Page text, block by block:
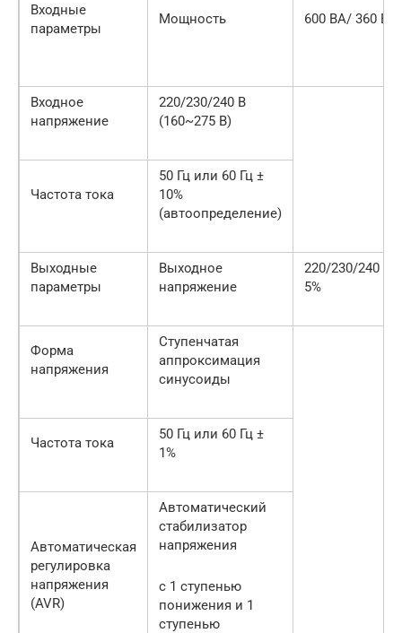
Входные
параметры
Мощность 600 ВА/ 360 Вт
Входное
напряжение
220/230/240 В
(160~275 В)
Частота тока
50 Гц или 60 Гц ±
10%
(автоопределение)
Выходные
параметры
Выходное
напряжение
220/230/240 В ±
5%
Форма
напряжения
Ступенчатая
аппроксимация
синусоиды
Частота тока
50 Гц или 60 Гц ±
1%
Автоматическая
регулировка
напряжения
(AVR)
Автоматический
стабилизатор
напряжения
с 1 ступенью
понижения и 1
ступенью